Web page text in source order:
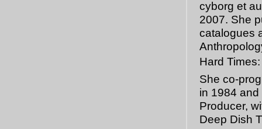
cyborg et
2007. She
catalogues
Hard
She co-
in 1984
Producer,
Deep Dish